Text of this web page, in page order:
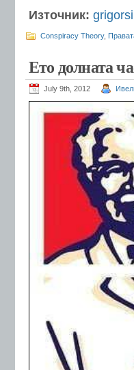
Източник:
Conspiracy Theory,
Ето долната
July 9th, 2012